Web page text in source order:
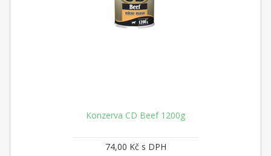
Konzerva CD Beef 1200g
74,00 Kč s DPH